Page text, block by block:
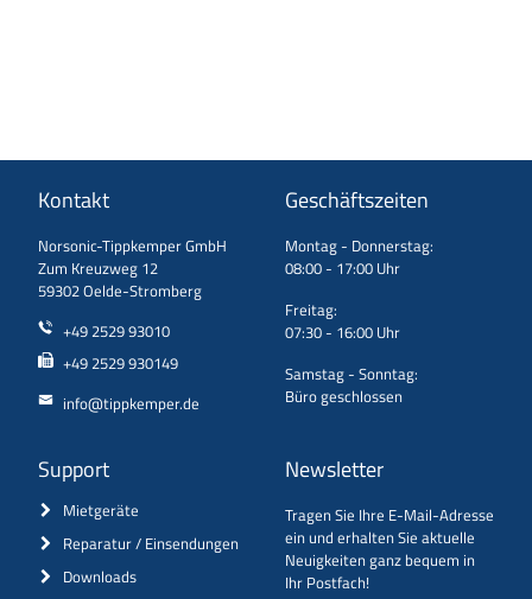
Kontakt
Norsonic-Tippkemper GmbH
Zum Kreuzweg 12
59302 Oelde-Stromberg
+49 2529 93010
+49 2529 930149
info@tippkemper.de
Geschäftszeiten
Montag - Donnerstag:
08:00 - 17:00 Uhr
Freitag:
07:30 - 16:00 Uhr
Samstag - Sonntag:
Büro geschlossen
Support
Mietgeräte
Reparatur / Einsendungen
Downloads
Newsletter
Tragen Sie Ihre E-Mail-Adresse
ein und erhalten Sie aktuelle
Neuigkeiten ganz bequem in
Ihr Postfach!